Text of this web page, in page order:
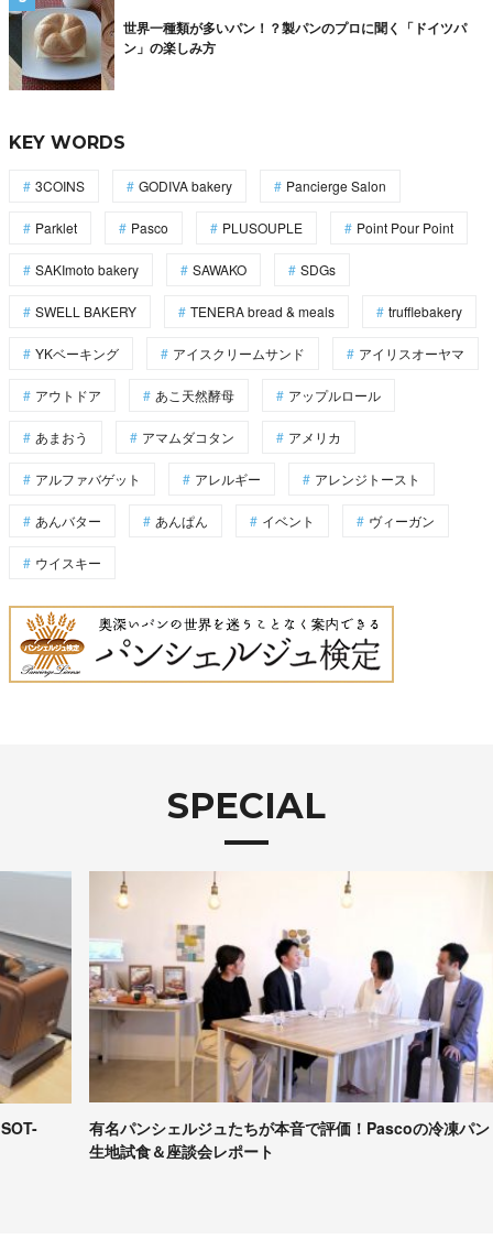
世界一種類が多いパン！？製パンのプロに聞く「ドイツパ
ン」の楽しみ方
KEY WORDS
3COINS GODIVA bakery Pancierge Salon
Parklet Pasco PLUSOUPLE Point Pour Point
SAKImoto bakery SAWAKO SDGs
SWELL BAKERY TENERA bread & meals trufflebakery
YKベーキング アイスクリームサンド アイリスオーヤマ
アウトドア あこ天然酵母 アップルロール
あまおう アマムダコタン アメリカ
アルファバゲット アレルギー アレンジトースト
あんバター あんぱん イベント ヴィーガン
ウイスキー
SPECIAL
有名パンシェルジュたちが本音で評価！Pascoの冷凍パン
生地試食＆座談会レポート
【